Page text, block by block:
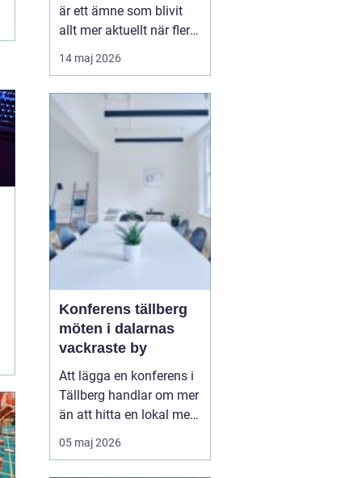
är ett ämne som blivit
allt mer aktuellt när fler
villaägare och
fastighetsägare söker
uppvärmningskostnader
och samtidigt minska
klimatpåve...
14 maj 2026
Konferens tällberg
möten i dalarnas
vackraste by
Att lägga en konferens i
Tällberg handlar om mer
än att hitta en lokal med
bra teknik. Den lilla byn
vid Siljan kombinerar
05 maj 2026